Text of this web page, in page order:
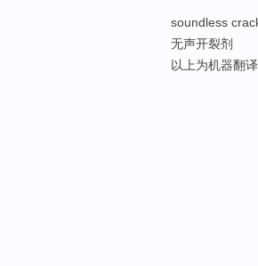
soundless
无声开裂剂
以上为机器翻